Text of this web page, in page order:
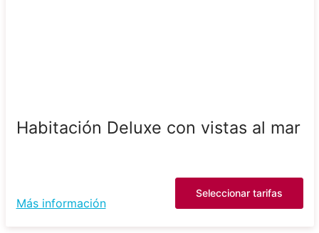
Habitación Deluxe con vistas al mar
Más información
Seleccionar tarifas